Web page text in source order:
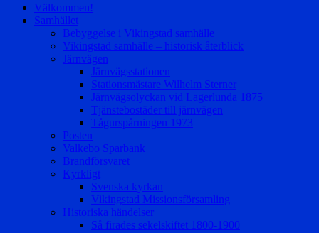
Välkommen!
Samhället
Bebyggelse i Vikingstad samhälle
Vikingstad samhälle – historisk återblick
Järnvägen
Järnvägsstationen
Stationsmästare Wilhelm Sterner
Järnvägsolyckan vid Lagerlunda 1875
Tjänstebostäder till järnvägen
Tågurspårningen 1973
Posten
Valkebo Sparbank
Brandförsvaret
Kyrkligt
Svenska kyrkan
Vikingstad Missionsförsamling
Historiska händelser
Så firades sekelskiftet 1800-1900